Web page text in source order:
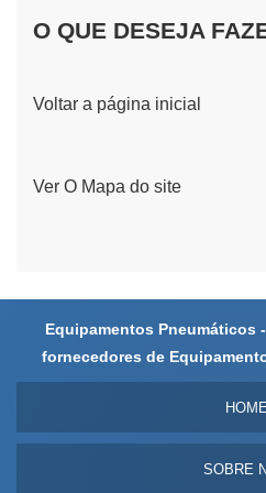
O QUE DESEJA
Voltar a página inicial
Ver O Mapa do site
Equipamentos Pneumáticos
fornecedores de
HOME
SOBRE